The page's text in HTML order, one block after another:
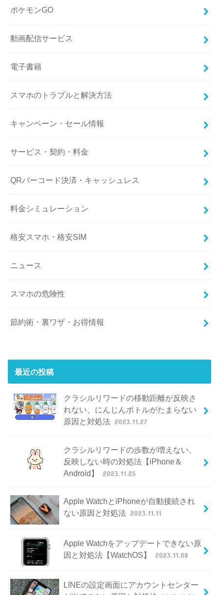
ポケモンGO
動画配信サービス
電子書籍
スマホのトラブルと解決方法
キャンペーン・セール情報
サービス・契約・料金
QRバーコード決済・キャッシュレス
料金シミュレーション
格安スマホ・格安SIM
ニュース
スマホの危険性
節約術・裏ワザ・お得情報
最近の投稿
クラシルリワードの移動距離が反映さ
れない、にんじんボトルがたまらない
原因と対処法 2023.11.27
クラシルリワードの歩数が増えない、
反映しない時の対処法【iPhone＆
Android】
2023.11.25
Apple WatchとiPhoneが自動接続され
ない原因と対処法 2023.11.11
Apple Watchをアップデートできない原
因と対処法【WatchOS】
2023.11.08
LINEの設定画面にアカウントセンター